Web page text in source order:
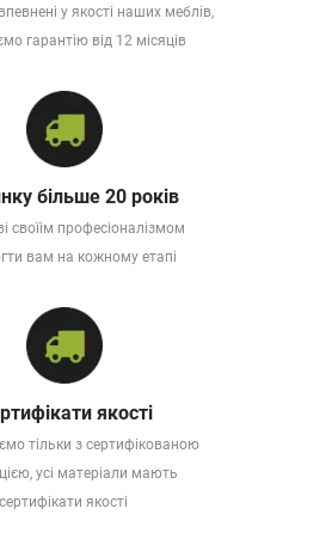
у якості наших меблів,
гарантію від 12 місяців
більше 20 років
своїім професіоналізмом
вам на кожному етапі
якості
тільки з сертифікованою
усі матеріали мають
сертифікати якості